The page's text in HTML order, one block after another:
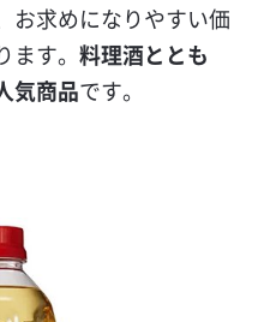
お求めになりやすい価
ます。料理酒ととも
気商品です。